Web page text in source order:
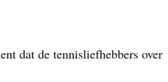
dat de tennisliefhebbers over